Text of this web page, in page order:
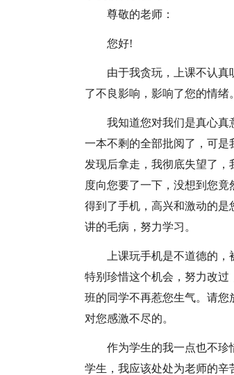
尊敬的老师：
您好!
由于我贪玩，上课不认
了不良影响，影响了您的情绪。
我知道您对我们是真心真
一本不剩的全部批阅了，可
发现后拿走，我彻底失望了
度向您要了一下，没想到您
得到了手机，高兴和激动的
讲的毛病，努力学习。
上课玩手机是不道德的
特别珍惜这个机会，努力改
班的同学不再惹您生气。请
对您感激不尽的。
作为学生的我一点也不珍
学生，我应该处处为老师的